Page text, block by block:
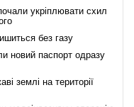
укріплювати схил
без газу
новий паспорт одразу
землі на території